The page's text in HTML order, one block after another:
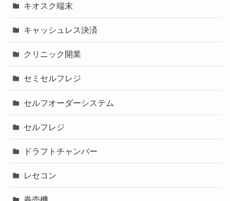
キオスク端末
キャッシュレス決済
クリニック開業
セミセルフレジ
セルフオーダーシステム
セルフレジ
ドラフトチャンバー
レセコン